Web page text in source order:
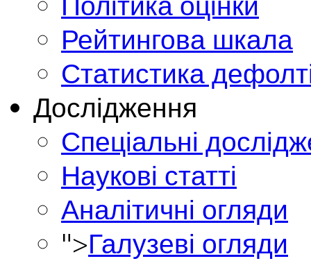
Рейтингова шкала
Статистика
Дослідження
Спеціальні
Наукові статті
Аналітичні огляди
">Галузеві огляди